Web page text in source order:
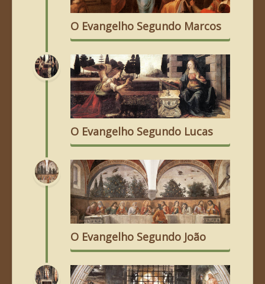
O Evangelho Segundo Marcos
O Evangelho Segundo Lucas
O Evangelho Segundo João